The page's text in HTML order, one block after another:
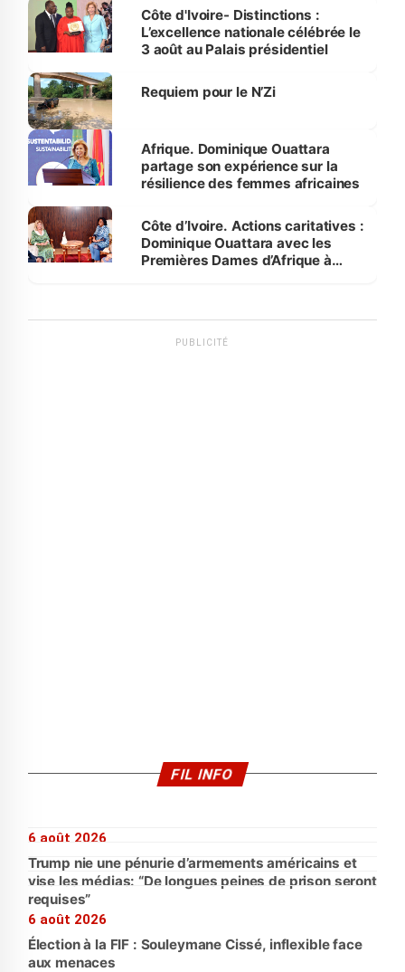
Bassam
Côte d'Ivoire- Distinctions :
L’excellence nationale célébrée le
3 août au Palais présidentiel
Requiem pour le N’Zi
Afrique. Dominique Ouattara
partage son expérience sur la
résilience des femmes africaines
Côte d’Ivoire. Actions caritatives :
Dominique Ouattara avec les
Premières Dames d’Afrique à
PUBLICITÉ
FIL INFO
6 août 2026
Trump nie une pénurie d’armements américains et
vise les médias: “De longues peines de prison seront
requises”
6 août 2026
Élection à la FIF : Souleymane Cissé, inflexible face
aux menaces